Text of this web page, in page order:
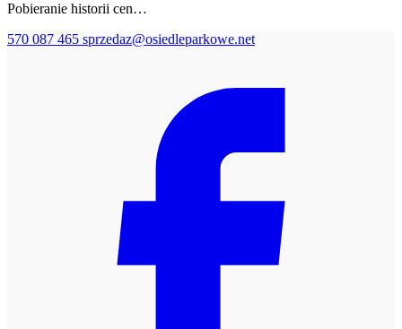
Pobieranie historii cen…
570 087 465 sprzedaz@osiedleparkowe.net